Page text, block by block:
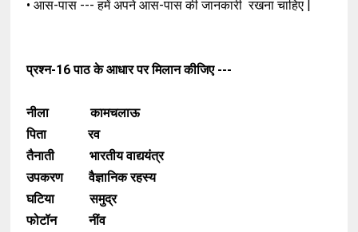
• आस-पास --- हमें अपने आस-पास की जानकारी रखना चाहिए |
प्रश्न-16पाठ के आधार पर मिलान कीजिए ---
नीला कामचलाऊ
पिता रव
तैनाती भारतीय वाद्ययंत्र
उपकरण वैज्ञानिक रहस्य
घटिया समुद्र
फोटॉन नींव